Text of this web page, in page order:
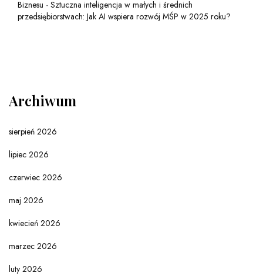
Biznesu - Sztuczna inteligencja w małych i średnich
przedsiębiorstwach: Jak AI wspiera rozwój MŚP w 2025 roku?
Archiwum
sierpień 2026
lipiec 2026
czerwiec 2026
maj 2026
kwiecień 2026
marzec 2026
luty 2026